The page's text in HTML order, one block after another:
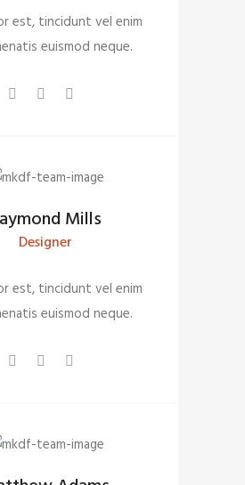
est, tincidunt vel enim
euismod neque.
Mills
Designer
est, tincidunt vel enim
euismod neque.